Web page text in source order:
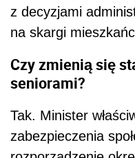
z decyzjami
na skargi
Czy zmienią się
seniorami?
Tak. Minister
zabezpieczenia